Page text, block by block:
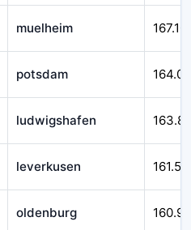
muelheim
potsdam
ludwigshafen
leverkusen
oldenburg